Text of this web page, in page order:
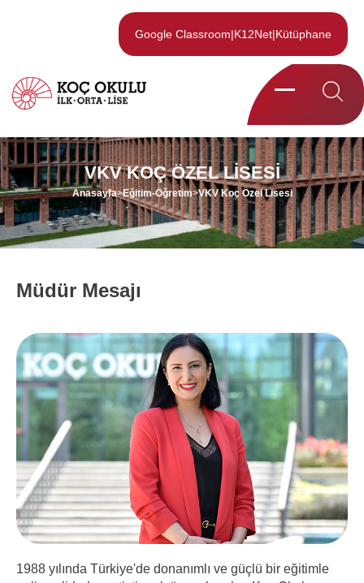
Google Classroom|K12Net|Kütüphane
VKV KOÇ ÖZEL LISESI
Anasayfa>Eğitim-Öğretim>VKV Koç Özel Lisesi
Müdür Mesajı
1988 yılında Türkiye'de donanımlı ve güçlü bir eğitimle